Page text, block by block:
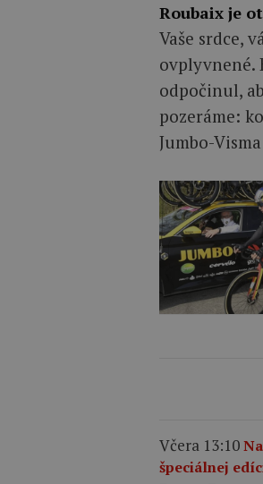
Roubaix je
Vaše srdce,
ovplyvnené.
odpočinul,
pozeráme:
Jumbo-
Včera 13:10
špeciálnej